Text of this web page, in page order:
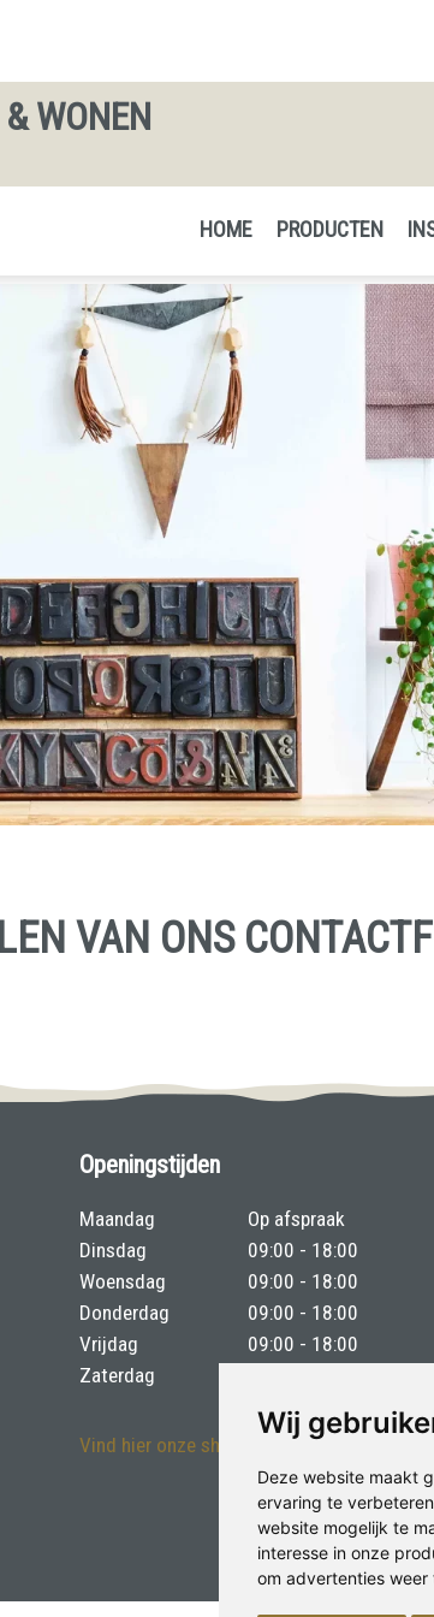
Wij
Deze website maakt
ervaring te
website mogelijk te
interesse in onze
om advertenties
WONEN
HOME PRODUCTEN
VAN ONS
Openingstijden
Maandag
Op afspraak
Dinsdag
09:00 - 18:00
Woensdag
09:00 - 18:00
Donderdag
09:00 - 18:00
Vrijdag
09:00 - 18:00
Zaterdag
Vind hier onze showroom